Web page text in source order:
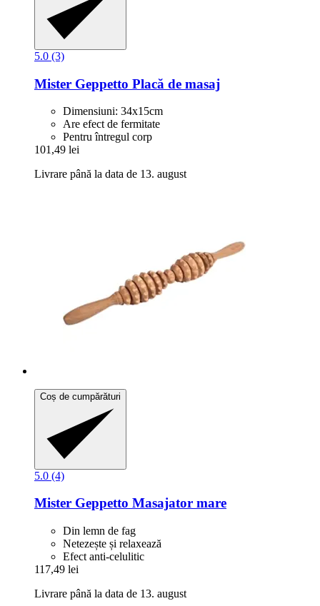
5.0 (3)
Mister Geppetto Placă de masaj
Dimensiuni: 34x15cm
Are efect de fermitate
Pentru întregul corp
101,49 lei
Livrare până la data de 13. august
Coș de cumpărături
5.0 (4)
Mister Geppetto Masajator mare
Din lemn de fag
Netezește și relaxează
Efect anti-celulitic
117,49 lei
Livrare până la data de 13. august